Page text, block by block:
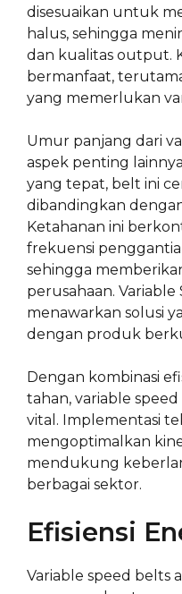
disesuaikan untuk
halus, sehingga
dan kualitas output.
bermanfaat,
yang memerlukan
Umur panjang dari
aspek penting
yang tepat, belt ini
dibandingkan
Ketahanan ini
frekuensi
sehingga
perusahaan.
menawarkan solusi
dengan produk
Dengan kombinasi
tahan, variable
vital. Implementasi
mengoptimalkan
mendukung
berbagai sektor.
Efisiensi
Variable speed belts